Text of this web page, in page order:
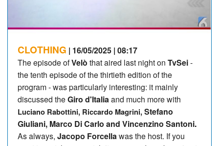
CLOTHING | 16/05/2025 | 08:17
The episode ofVelò that aired last night on TvSei-
the tenth episode of the thirtieth edition of the
program - was particularly interesting: it mainly
discussed theGiro d'Italiaand much more with
Luciano Rabottini, Riccardo Magrini,Stefano
Giuliani, Marco Di Carlo and Vincenzino Santoni.
As always, Jacopo Forcellawas the host. If you